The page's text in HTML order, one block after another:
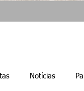
Notícias